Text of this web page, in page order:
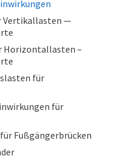
Vertikallasten —
Horizontallasten –
für
für
Fußgängerbrücken